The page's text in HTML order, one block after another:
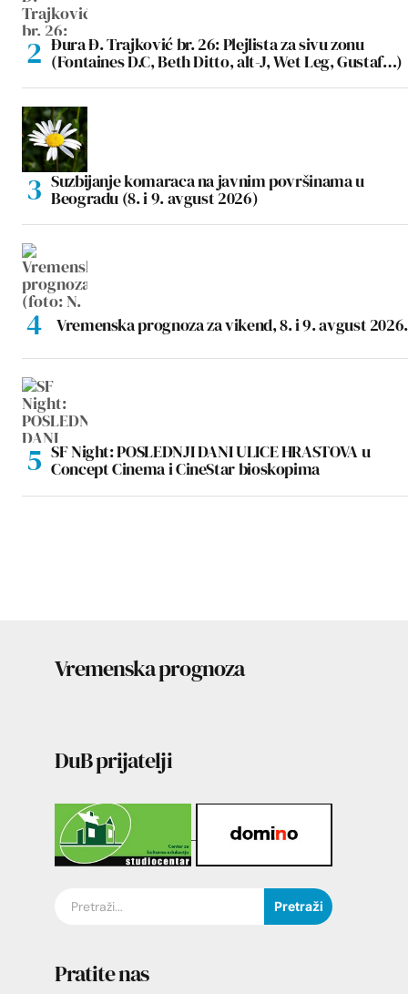
Đura Đ. Trajković br. 26: Plejlista za sivu zonu
(Fontaines D.C, Beth Ditto, alt-J, Wet Leg, Gustaf…)
Suzbijanje komaraca na javnim površinama u
Beogradu (8. i 9. avgust 2026)
Vremenska prognoza za vikend, 8. i 9. avgust 2026.
SF Night: POSLEDNJI DANI ULICE HRASTOVA u
Concept Cinema i CineStar bioskopima
Vremenska prognoza
DuB prijatelji
Pretraži
Pratite nas